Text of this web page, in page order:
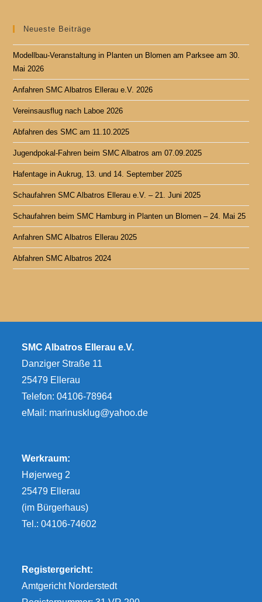
Neueste Beiträge
Modellbau-Veranstaltung in Planten un Blomen am Parksee am 30.
Mai 2026
Anfahren SMC Albatros Ellerau e.V. 2026
Vereinsausflug nach Laboe 2026
Abfahren des SMC am 11.10.2025
Jugendpokal-Fahren beim SMC Albatros am 07.09.2025
Hafentage in Aukrug, 13. und 14. September 2025
Schaufahren SMC Albatros Ellerau e.V. – 21. Juni 2025
Schaufahren beim SMC Hamburg in Planten un Blomen – 24. Mai 25
Anfahren SMC Albatros Ellerau 2025
Abfahren SMC Albatros 2024
SMC Albatros Ellerau e.V.
Danziger Straße 11
25479 Ellerau
Telefon: 04106-78964
eMail: marinusklug@yahoo.de
Werkraum:
Højerweg 2
25479 Ellerau
(im Bürgerhaus)
Tel.: 04106-74602
Registergericht:
Amtgericht Norderstedt